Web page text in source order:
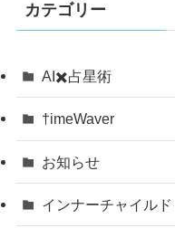
カテゴリー
AI✖️占星術
†imeWaver
お知らせ
インナーチャイルド